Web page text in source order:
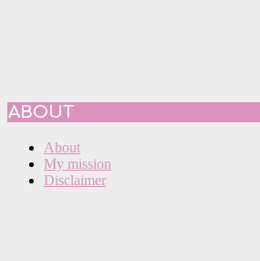
ABOUT
About
My mission
Disclaimer